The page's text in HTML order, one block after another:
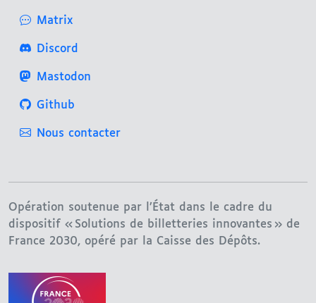
Matrix
Discord
Mastodon
Github
Nous contacter
Opération soutenue par l’État dans le cadre du
dispositif « Solutions de billetteries innovantes » de
France 2030, opéré par la Caisse des Dépôts.